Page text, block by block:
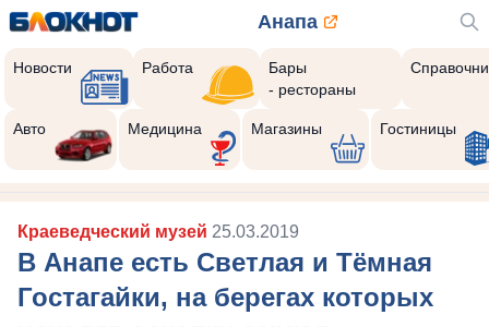
Анапа
Новости Работа
Бары
- рестораны
Авто Медицина Магазины Гостиницы
Краеведческий музей 25.03.2019
В Анапе есть Светлая и Тёмная
Гостагайки, на берегах которых